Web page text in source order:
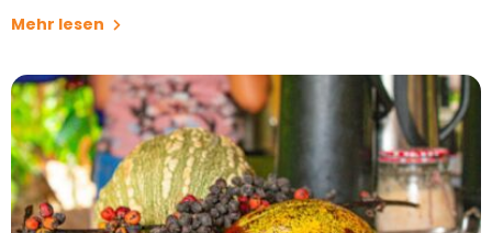
Mehr lesen